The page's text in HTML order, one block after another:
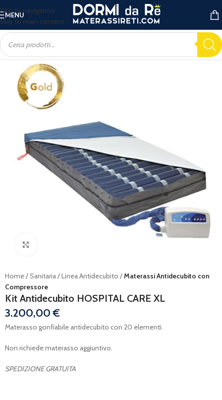
Skip to navigation
Skip to main content
MENU
Home Sanitaria Linea Antidecubito
Materassi Antidecubito con
Compressore
Kit Antidecubito HOSPITAL CARE XL
3.200,00€
Materasso gonfiabile antidecubito con 20 elementi.
Non richiede materasso aggiuntivo.
SPEDIZIONE GRATUITA